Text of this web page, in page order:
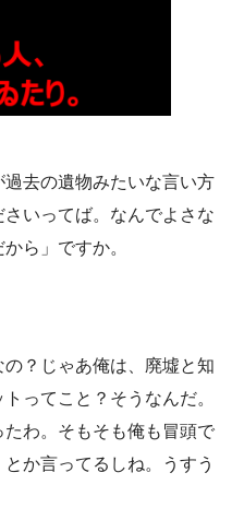
去の遺物みたいな言い方
いってば。なんでよさな
ら」ですか。
？じゃあ俺は、廃墟と知
ってこと？そうなんだ。
わ。そもそも俺も冒頭で
か言ってるしね。うすう